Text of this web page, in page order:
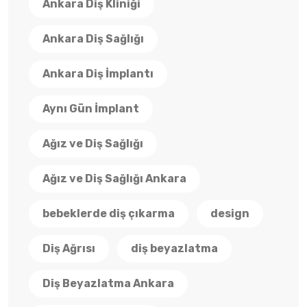
Ankara Diş Kliniği
Ankara Diş Sağlığı
Ankara Diş İmplantı
Aynı Gün İmplant
Ağız ve Diş Sağlığı
Ağız ve Diş Sağlığı Ankara
bebeklerde diş çıkarma design
Diş Ağrısı diş beyazlatma
Diş Beyazlatma Ankara